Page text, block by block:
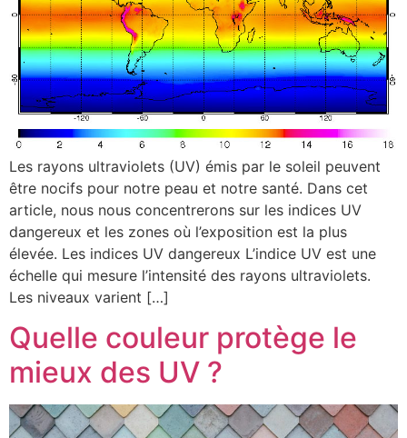
Les rayons ultraviolets (UV) émis par le soleil peuvent
être nocifs pour notre peau et notre santé. Dans cet
article, nous nous concentrerons sur les indices UV
dangereux et les zones où l’exposition est la plus
élevée. Les indices UV dangereux L’indice UV est une
échelle qui mesure l’intensité des rayons ultraviolets.
Les niveaux varient […]
Quelle couleur protège le
mieux des UV ?